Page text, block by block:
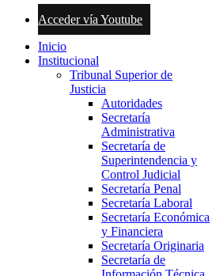
Acceder vía Youtube
Inicio
Institucional
Tribunal Superior de
Justicia
Autoridades
Secretaría
Administrativa
Secretaría de
Superintendencia y
Control Judicial
Secretaría Penal
Secretaría Laboral
Secretaría Económica
y Financiera
Secretaría Originaria
Secretaría de